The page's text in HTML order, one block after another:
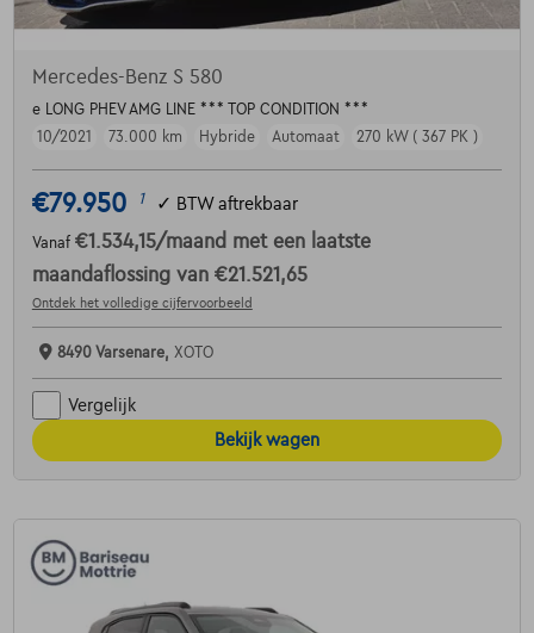
Mercedes-Benz S 580
e LONG PHEV AMG LINE *** TOP CONDITION ***
10/2021
73.000 km Hybride Automaat 270 kW ( 367 PK )
€79.950 1 ✓ BTW aftrekbaar
Vanaf €1.534,15/maand met een laatste
maandaflossing van €21.521,65
Ontdek het volledige cijfervoorbeeld
8490 Varsenare, XOTO
Vergelijk
Bekijk wagen